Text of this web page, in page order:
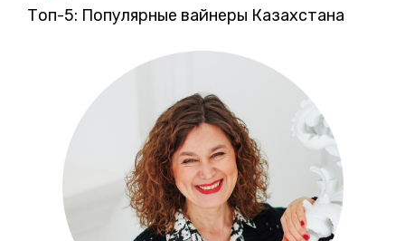
Топ-5: Популярные вайнеры Казахстана